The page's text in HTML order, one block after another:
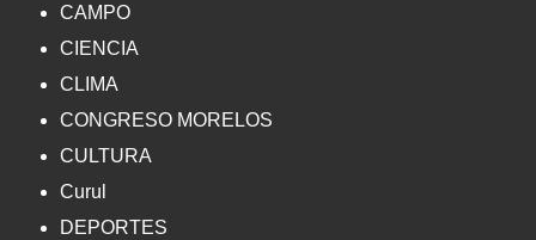
CAMPO
CIENCIA
CLIMA
CONGRESO MORELOS
CULTURA
Curul
DEPORTES